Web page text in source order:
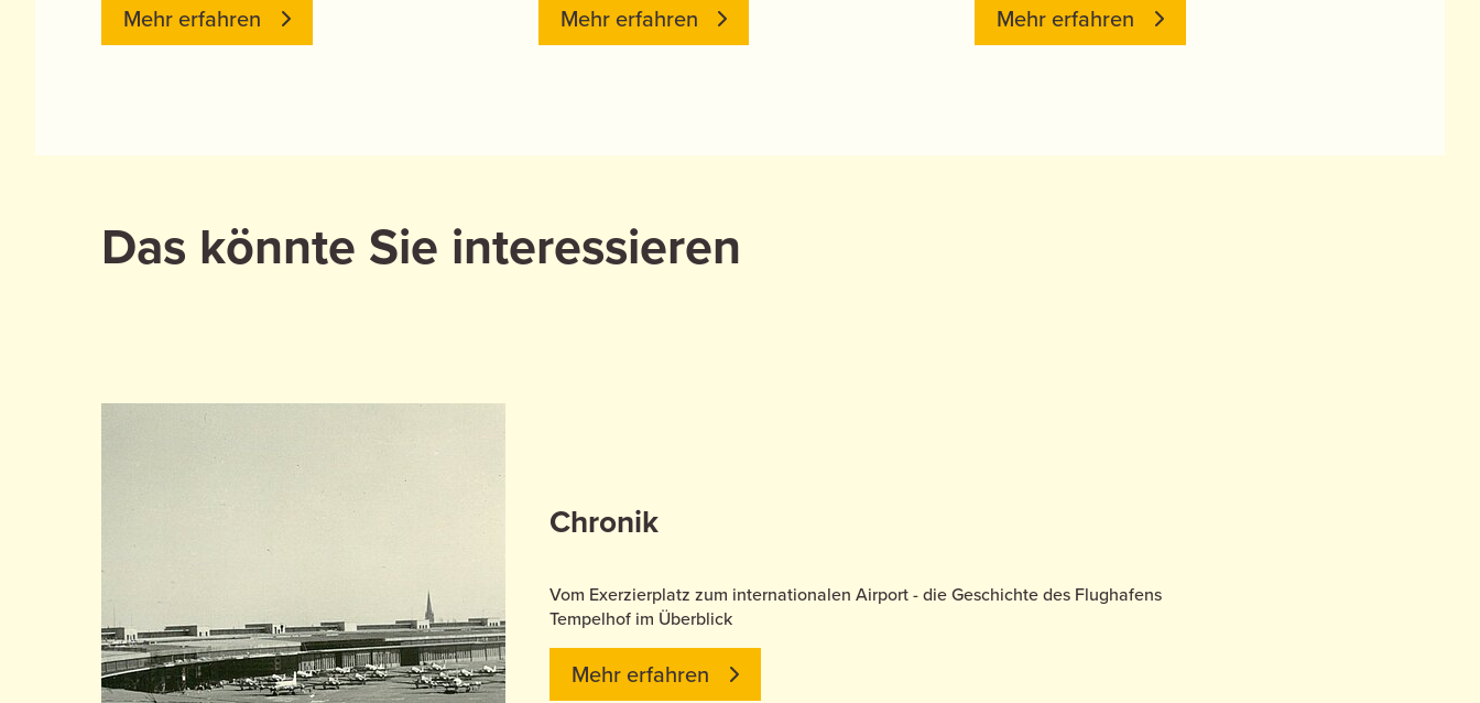
Mehr erfahren Mehr erfahren Mehr erfahren
Das könnte Sie interessieren
Chronik
Vom Exerzierplatz zum internationalen Airport - die Geschichte des Flughafens
Tempelhof im Überblick
Mehr erfahren